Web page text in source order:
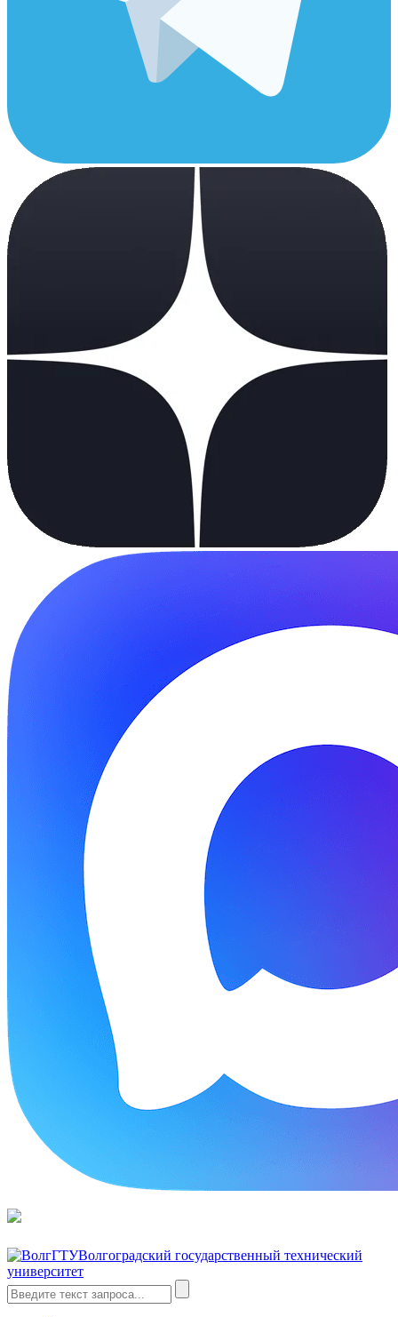
Волгоградский государственный технический
университет